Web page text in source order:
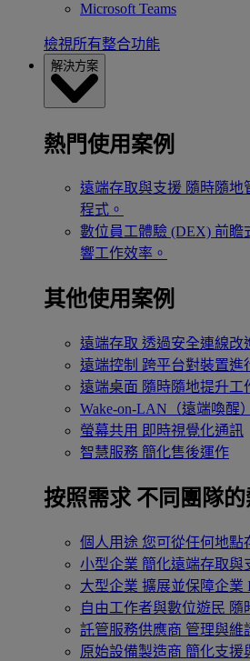
Microsoft Teams
檢視所有整合功能
解決方案
熱門使用案例
遠端存取與支援 隨時隨地
程式。
數位員工體驗 (DEX) 前瞻
響工作效率。
其他使用案例
遠端存取 透過安全連線改
遠端控制 跨平台對裝置進
遠端桌面 隨時隨地提升工
Wake-on-LAN（遠端喚醒）
螢幕共用 即時視覺化通訊
智慧服務 簡化售後運作
按照需求 不同團隊
個人用途 您可從任何地點
小型企業 簡化遠端存取與
大型企業 擴展並保障企業
自由工作者與數位遊民 隨
託管服務供應商 管理與維
原始設備製造商 簡化支援